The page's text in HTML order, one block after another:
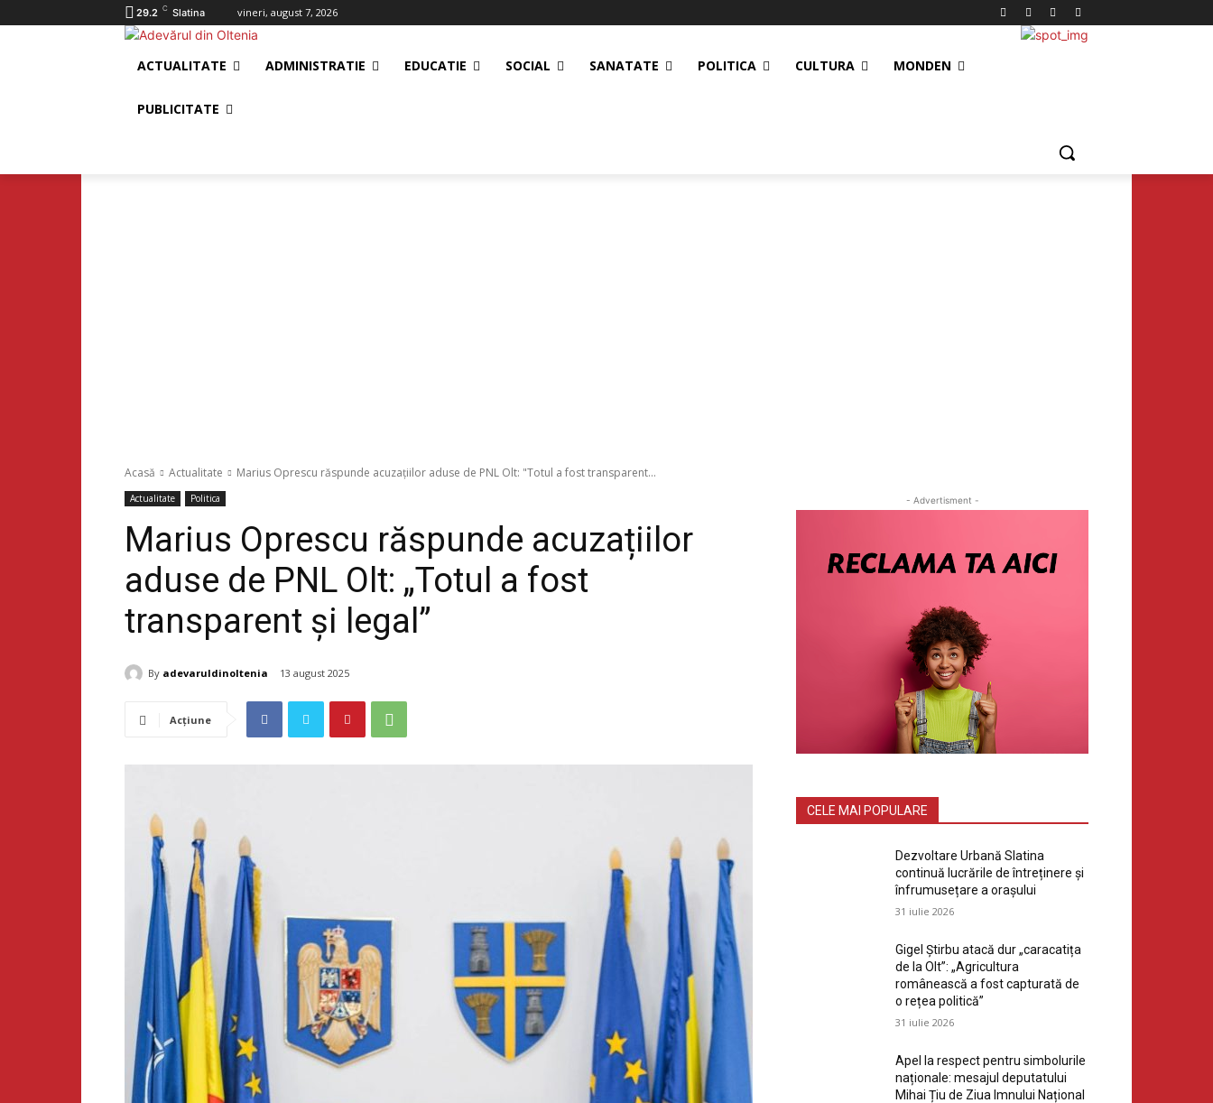
29.2 C Slatina vineri, august 7, 2026
ACTUALITATE ADMINISTRATIE EDUCATIE SOCIAL SANATATE POLITICA CULTURA MONDEN
PUBLICITATE
Acasă Actualitate Marius Oprescu răspunde acuzațiilor aduse de PNL Olt: "Totul a fost transparent...
Actualitate Politica
Marius Oprescu răspunde acuzațiilor
aduse de PNL Olt: „Totul a fost
transparent și legal”
By adevaruldinoltenia 13 august 2025
Acțiune
- Advertisment -
CELE MAI POPULARE
Dezvoltare Urbană Slatina
continuă lucrările de întreținere și
înfrumusețare a orașului
31 iulie 2026
Gigel Știrbu atacă dur „caracatița
de la Olt”: „Agricultura
românească a fost capturată de
o rețea politică”
31 iulie 2026
Apel la respect pentru simbolurile
naționale: mesajul deputatului
Mihai Țiu de Ziua Imnului Național